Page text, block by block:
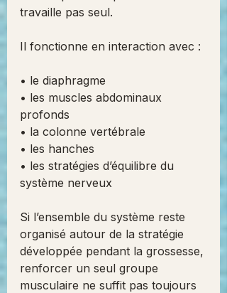
travaille pas seul.
Il fonctionne en interaction avec :
• le diaphragme
• les muscles abdominaux
profonds
• la colonne vertébrale
• les hanches
• les stratégies d’équilibre du
système nerveux
Si l’ensemble du système reste
organisé autour de la stratégie
développée pendant la grossesse,
renforcer un seul groupe
musculaire ne suffit pas toujours